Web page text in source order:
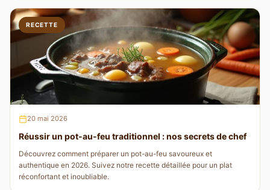
RECETTE
20 mai 2026
Réussir un pot-au-feu traditionnel : nos secrets de chef
Découvrez comment préparer un pot-au-feu savoureux et
authentique en 2026. Suivez notre recette détaillée pour un plat
réconfortant et inoubliable.